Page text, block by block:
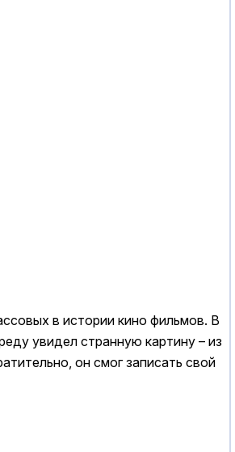
в истории кино фильмов. В
увидел странную картину – из
он смог записать свой